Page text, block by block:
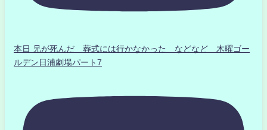
本日 兄が死んだ 葬式には行かなかった などなど 木曜ゴー
ルデン日浦劇場パート7